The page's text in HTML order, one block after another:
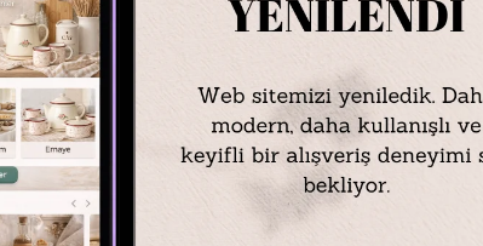
Emayra
Emaye Kupa
ferah bir
yelken
idealdir. Çamlıca
emaye kupa,
kupa ve bardaklar